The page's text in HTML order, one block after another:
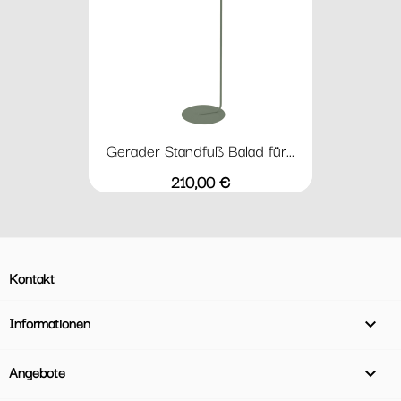
Gerader Standfuß Balad für...
Preis
210,00 €
Kontakt
Informationen 
Angebote 